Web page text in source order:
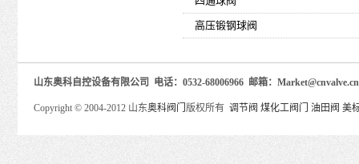
高压锻钢球阀
山东奥科自控设备有限公司 电话：0532-68006966 邮箱：
Copyright © 2004-2012 山东奥科阀门 版权所有 调节阀 煤化工阀门 油田阀 美